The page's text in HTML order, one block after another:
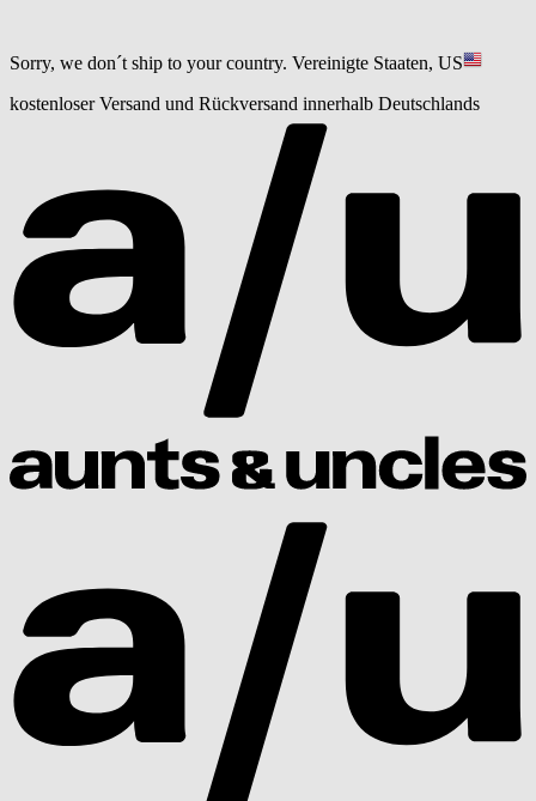
Sorry, we don´t ship to your country. Vereinigte Staaten, US
kostenloser Versand und Rückversand innerhalb Deutschlands